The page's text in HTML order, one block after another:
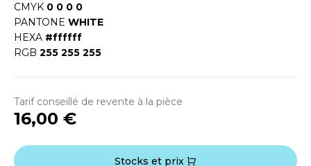
LEWIS
ATHLETIC®
ATHLETIC® COLLECTION
ETIQUETTE
CLOTHING
CMYK 0 0 0 0
PANTONE WHITE
HEXA #ffffff
RGB 255 255 255
Tarif conseillé de revente à la pièce
16,00 €
Stocks et prix